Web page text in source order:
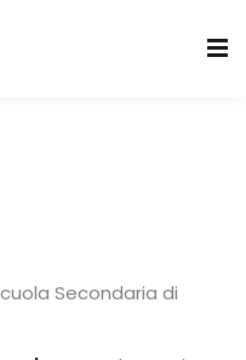
Secondaria di